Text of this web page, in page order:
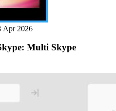
Apr 2026
Multi Skype